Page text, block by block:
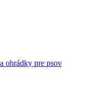
ohrádky pre psov